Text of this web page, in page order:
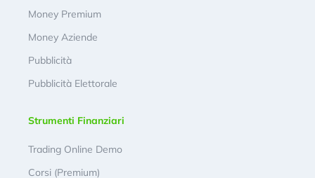
Money Premium
Money Aziende
Pubblicità
Pubblicità Elettorale
Strumenti Finanziari
Trading Online Demo
Corsi (Premium)